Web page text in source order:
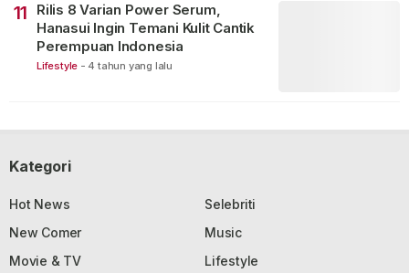
11
Rilis 8 Varian Power Serum,
Hanasui Ingin Temani Kulit Cantik
Perempuan Indonesia
Lifestyle - 4 tahun yang lalu
Kategori
Hot News
Selebriti
New Comer
Music
Movie & TV
Lifestyle